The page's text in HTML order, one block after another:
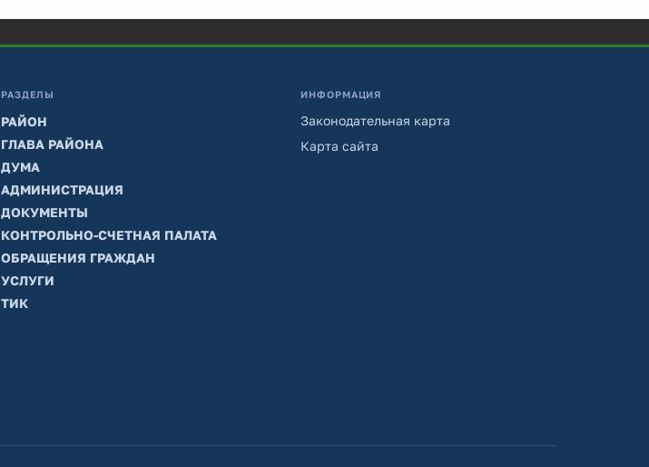
РАЗДЕЛЫ
РАЙОН
ГЛАВА РАЙОНА
ДУМА
АДМИНИСТРАЦИЯ
ДОКУМЕНТЫ
КОНТРОЛЬНО-СЧЕТНАЯ ПАЛАТА
ОБРАЩЕНИЯ ГРАЖДАН
УСЛУГИ
ТИК
ИНФОРМАЦИЯ
Законодательная карта
Карта сайта